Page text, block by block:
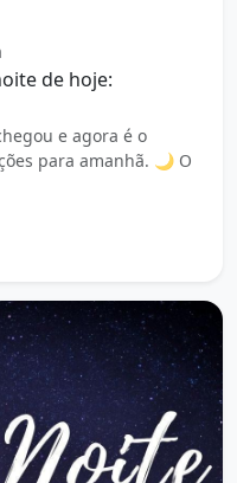
de hoje:
e agora é o
para amanhã. 🌙 O